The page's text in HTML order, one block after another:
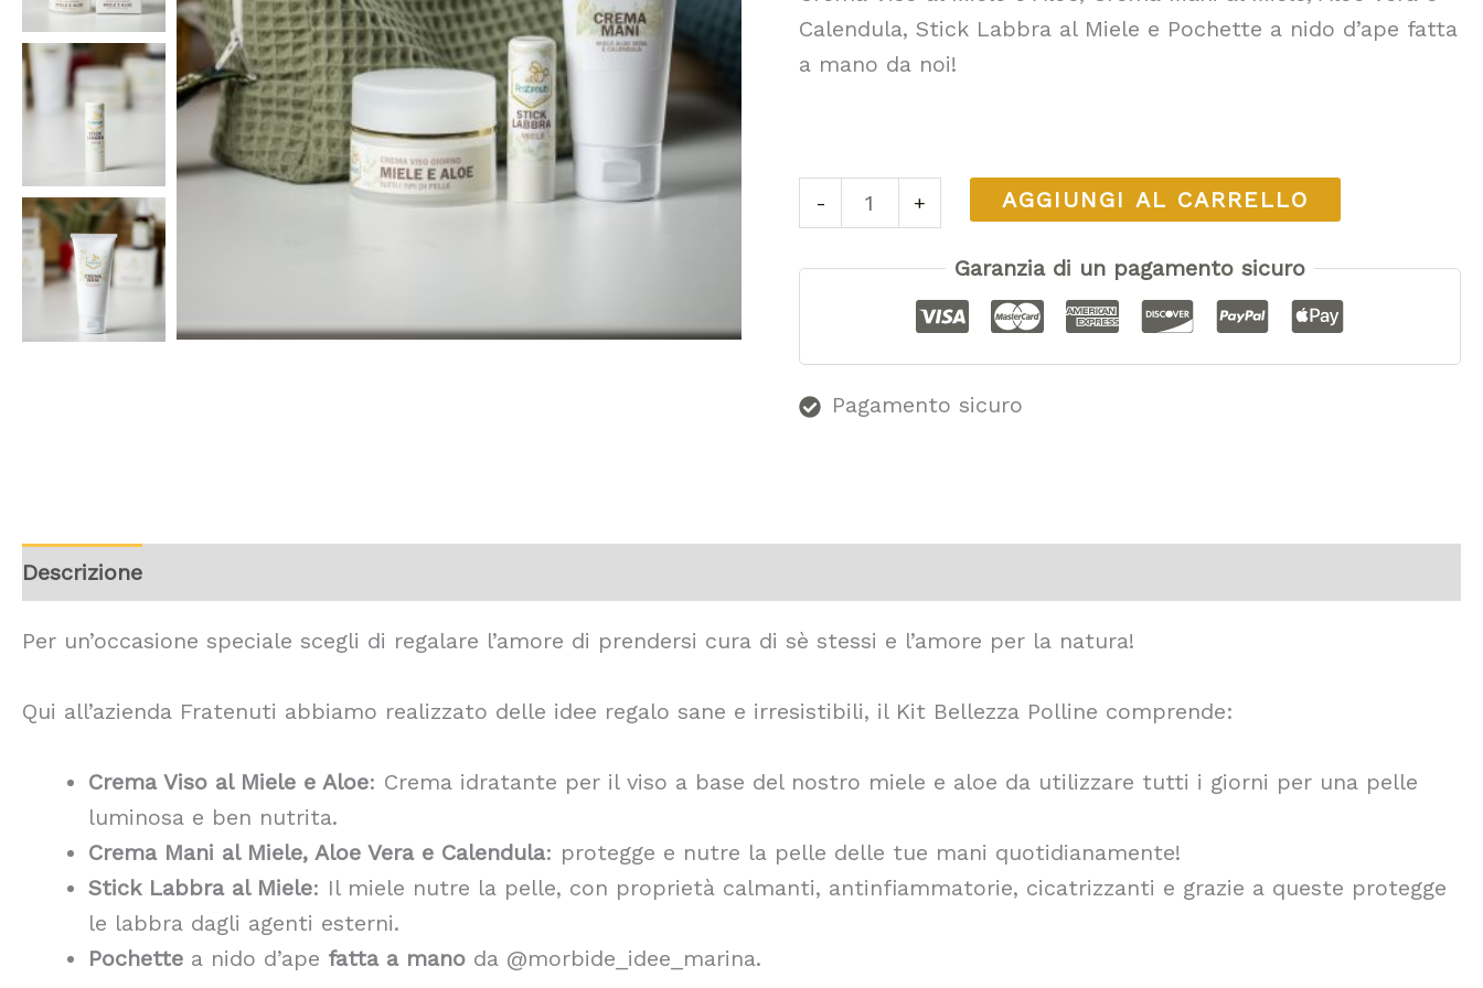
Calendula, Stick Labbra al Miele e Pochette a nido d’ape fatta
a mano da noi!
- + AGGIUNGI AL CARRELLO
Garanzia di un pagamento sicuro
Pagamento sicuro
Descrizione
Per un’occasione speciale scegli di regalare l’amore di prendersi cura di sè stessi e l’amore per la natura!
Qui all’azienda Fratenuti abbiamo realizzato delle idee regalo sane e irresistibili, il Kit Bellezza Polline comprende:
Crema Viso al Miele e Aloe: Crema idratante per il viso a base del nostro miele e aloe da utilizzare tutti i giorni per una pelle
luminosa e ben nutrita.
Crema Mani al Miele, Aloe Vera e Calendula: protegge e nutre la pelle delle tue mani quotidianamente!
Stick Labbra al Miele: Il miele nutre la pelle, con proprietà calmanti, antinfiammatorie, cicatrizzanti e grazie a queste protegge
le labbra dagli agenti esterni.
Pochette a nido d’ape fatta a mano da @morbide_idee_marina.